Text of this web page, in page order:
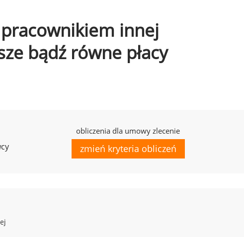
innej
bądź równe płacy
obliczenia dla umowy zlecenie
zmień kryteria obliczeń